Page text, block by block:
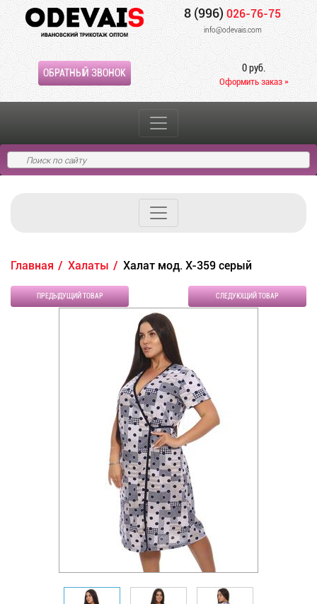
8 (996) 026-76-75
info@odevais.com
ОБРАТНЫЙ ЗВОНОК 0 руб.
Оформить заказ »
Главная Халаты Халат мод. Х-359 серый
ПРЕДЫДУЩИЙ ТОВАР СЛЕДУЮЩИЙ ТОВАР